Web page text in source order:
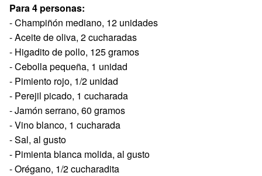
Para 4 personas:
- Champiñón mediano, 12 unidades
- Aceite de oliva, 2 cucharadas
- Higadito de pollo, 125 gramos
- Cebolla pequeña, 1 unidad
- Pimiento rojo, 1/2 unidad
- Perejil picado, 1 cucharada
- Jamón serrano, 60 gramos
- Vino blanco, 1 cucharada
- Sal, al gusto
- Pimienta blanca molida, al gusto
- Orégano, 1/2 cucharadita